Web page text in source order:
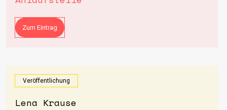
Zum Eintrag
Veröffentlichung
Lena Krause